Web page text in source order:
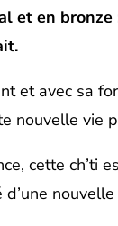
et en
et avec sa
nouvelle vie
cette ch’ti
nouvelle